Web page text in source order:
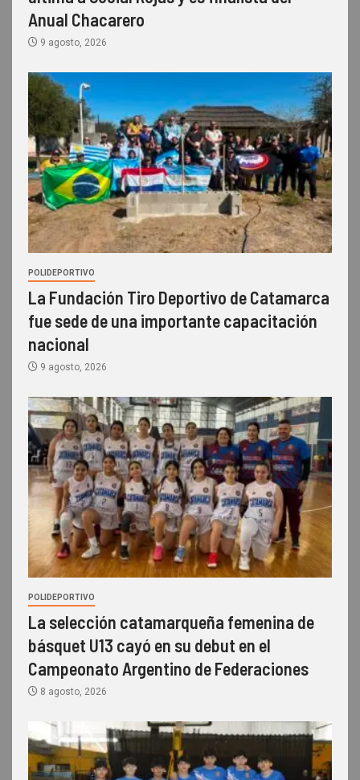
Anual Chacarero
9 agosto, 2026
POLIDEPORTIVO
La Fundación Tiro Deportivo de Catamarca
fue sede de una importante capacitación
nacional
9 agosto, 2026
POLIDEPORTIVO
La selección catamarqueña femenina de
básquet U13 cayó en su debut en el
Campeonato Argentino de Federaciones
8 agosto, 2026